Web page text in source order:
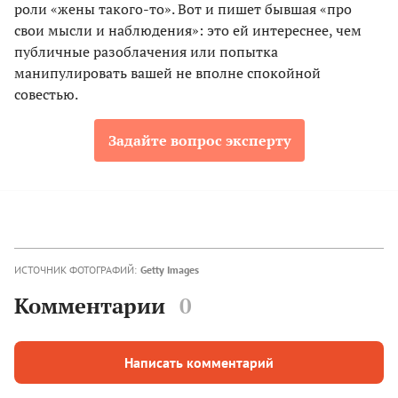
роли «жены такого-то». Вот и пишет бывшая «про
свои мысли и наблюдения»: это ей интереснее, чем
публичные разоблачения или попытка
манипулировать вашей не вполне спокойной
совестью.
Задайте вопрос эксперту
ИСТОЧНИК ФОТОГРАФИЙ: Getty Images
Комментарии 0
Написать комментарий